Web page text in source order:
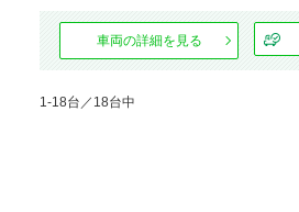
車両の詳細を見る
1-18台／18台中